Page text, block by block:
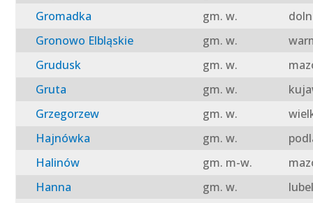
Gromadka
gm. w.
Gronowo Elbląskie
gm. w.
Grudusk
gm. w.
Gruta
gm. w.
Grzegorzew
gm. w.
Hajnówka
gm. w.
Halinów
gm. m-w.
Hanna
gm. w.